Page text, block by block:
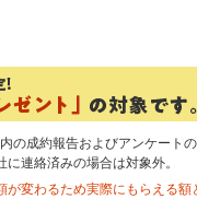
の成約報告およびアンケート
連絡済みの場合は対象外。
変わるため実際にもらえる額